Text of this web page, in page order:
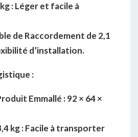
:Léger et facile à
de Raccordement de 2,1
d’installation.
:
Emmallé :92 × 64 ×
kg :Facile à transporter